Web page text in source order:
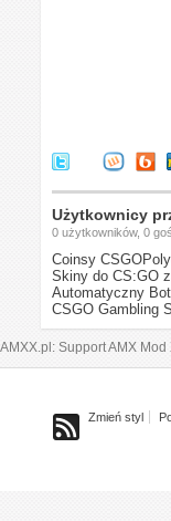
Użytkownicy
0 użytkowników, 0
Coinsy
Skiny do CS:GO
Automatyczny
CSGO Gambling
AMXX.pl: Support AMX Mod
Zmień styl